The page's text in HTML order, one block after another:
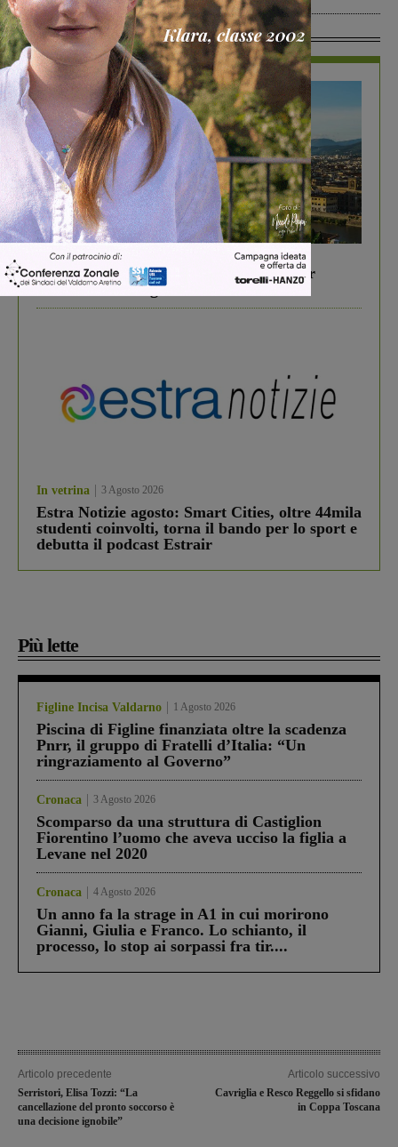
In Vetrina
In vetrina 6 Agosto 2026
Gita di famiglia a Firenze: 5 idee per far
divertire i tuoi figli
In vetrina 3 Agosto 2026
Estra Notizie agosto: Smart Cities, oltre 44mila
studenti coinvolti, torna il bando per lo sport e
debutta il podcast Estrair
Più lette
Figline Incisa Valdarno 1 Agosto 2026
Piscina di Figline finanziata oltre la scadenza
Pnrr, il gruppo di Fratelli d’Italia: “Un
ringraziamento al Governo”
Cronaca 3 Agosto 2026
Scomparso da una struttura di Castiglion
Fiorentino l’uomo che aveva ucciso la figlia a
Levane nel 2020
Cronaca 4 Agosto 2026
Un anno fa la strage in A1 in cui morirono
Gianni, Giulia e Franco. Lo schianto, il
processo, lo stop ai sorpassi fra tir....
Articolo precedente
Serristori, Elisa Tozzi: “La
cancellazione del pronto soccorso è
una decisione ignobile”
Articolo successivo
Cavriglia e Resco Reggello si sfidano
in Coppa Toscana